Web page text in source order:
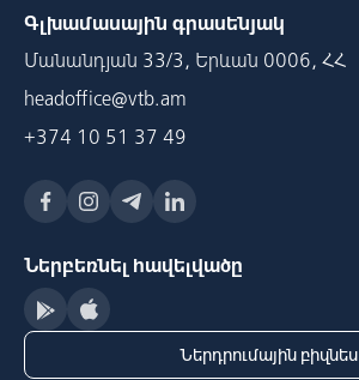
Գլխամասային գրասենյակ
Մանանդյան 33/3, Երևան 0006, ՀՀ
headoffice@vtb.am
+374 10 51 37 49
Ներբեռնել հավելվածը
Ներդրումային բիզնես